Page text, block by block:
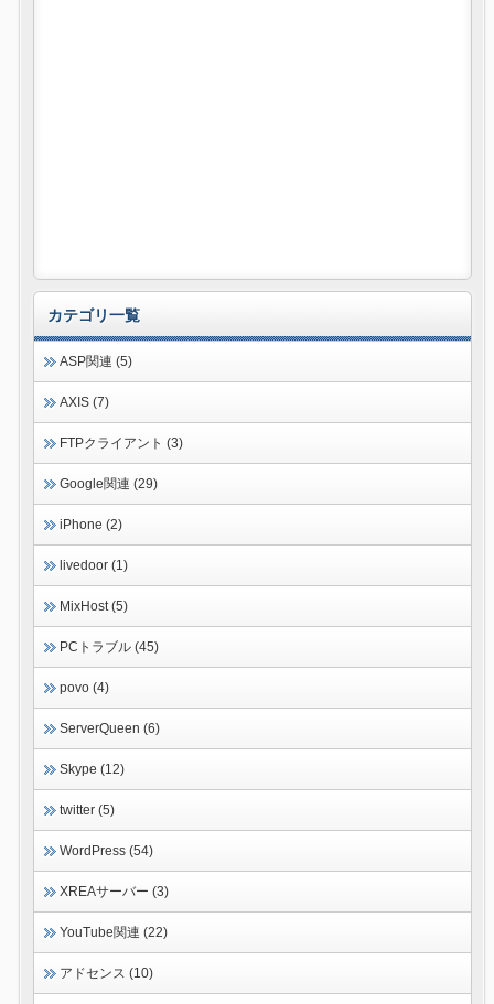
カテゴリ一覧
ASP関連 (5)
AXIS (7)
FTPクライアント (3)
Google関連 (29)
iPhone (2)
livedoor (1)
MixHost (5)
PCトラブル (45)
povo (4)
ServerQueen (6)
Skype (12)
twitter (5)
WordPress (54)
XREAサーバー (3)
YouTube関連 (22)
アドセンス (10)